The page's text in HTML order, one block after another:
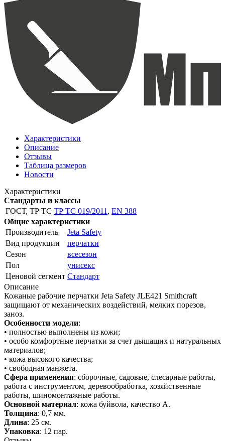
Характеристики
Описание
Отзывы
Таблица размеров
Новости
Характеристики
Стандарты и классы
ГОСТ, ТР ТС ТР ТС 019/2011 , EN 388
Общие характеристики
Производитель
Jeta Safety
Вид продукции
перчатки
Сезон
всесезон
Пол
унисекс
Ценовой сегмент Стандарт
Описание
Кожаные рабочие перчатки Jeta Safety JLE421 Smithcraft
защищают от механических воздействий, мелких порезов,
заноз.
Особенности модели:
• полностью выполнены из кожи;
• особо комфортные перчатки за счет дышащих и натуральных
материалов;
• кожа высокого качества;
• свободная манжета.
Сфера применения: сборочные, садовые, слесарные работы,
работа с инструментом, деревообработка, хозяйственные
работы, шиномонтажные работы.
Основной материал: кожа буйвола, качество A.
Толщина: 0,7 мм.
Длина: 25 см.
Упаковка: 12 пар.